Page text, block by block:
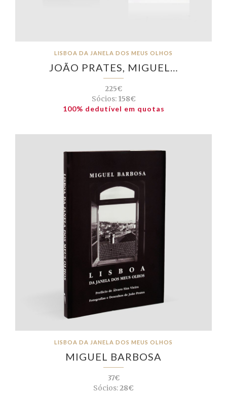
LISBOA DA JANELA DOS MEUS OLHOS
JOÃO PRATES, MIGUEL…
225€
Sócios:158€
100% dedutível em quotas
LISBOA DA JANELA DOS MEUS OLHOS
MIGUEL BARBOSA
37€
Sócios:28€